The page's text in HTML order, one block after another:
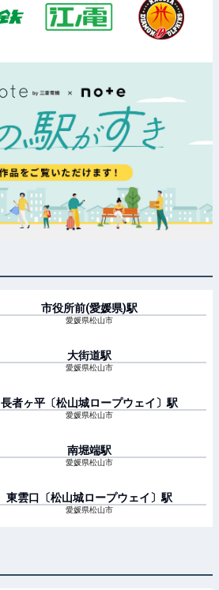
市役所前(愛媛県)駅
愛媛県松山市
大街道駅
愛媛県松山市
長者ヶ平〔松山城ロープウェイ〕 駅
愛媛県松山市
南堀端駅
愛媛県松山市
東雲口〔松山城ロープウェイ〕 駅
愛媛県松山市